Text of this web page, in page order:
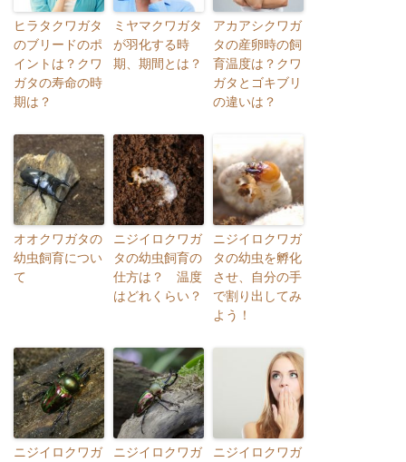
ヒラタクワガタ
のブリードのポ
イントは？クワ
ガタの寿命の時
期は？
ミヤマクワガタ
が羽化する時
期、期間とは？
アカアシクワガ
タの産卵時の飼
育温度は？クワ
ガタとゴキブリ
の違いは？
オオクワガタの
幼虫飼育につい
て
ニジイロクワガ
タの幼虫飼育の
仕方は？ 温度
はどれくらい？
ニジイロクワガ
タの幼虫を孵化
させ、自分の手
で割り出してみ
よう！
ニジイロクワガ
ニジイロクワガ
ニジイロクワガ